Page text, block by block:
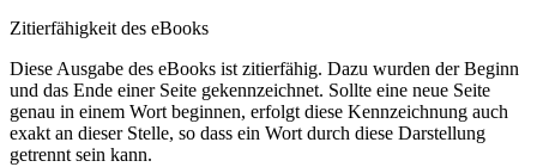
Zitierfähigkeit des eBooks
Diese Ausgabe des eBooks ist zitierfähig. Dazu wurden der Beginn
und das Ende einer Seite gekennzeichnet. Sollte eine neue Seite
genau in einem Wort beginnen, erfolgt diese Kennzeichnung auch
exakt an dieser Stelle, so dass ein Wort durch diese Darstellung
getrennt sein kann.